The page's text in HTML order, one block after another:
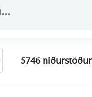
5746 niðurstöður